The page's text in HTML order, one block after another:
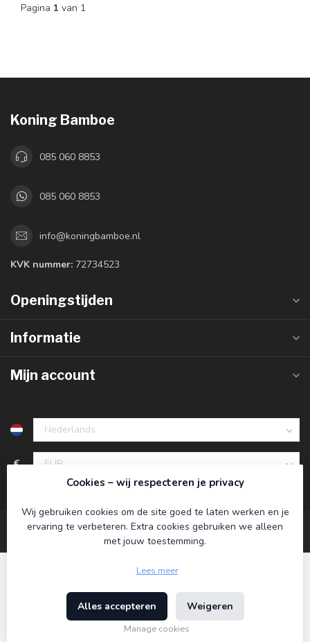
Pagina 1 van 1
Koning Bamboe
085 060 8853
085 060 8853
info@koningbamboe.nl
KVK nummer: 72734523
Openingstijden
Informatie
Mijn account
€
© Copyright 2026 Koning Bamboe - Powered by
Lightspeed design byDyvelopment
Cookies – wij respecteren je privacy
Wij gebruiken cookies om de site goed te laten werken en je
ervaring te verbeteren. Extra cookies gebruiken we alleen
met jouw toestemming.
Lees meer
Alles accepteren Weigeren
Manage cookies